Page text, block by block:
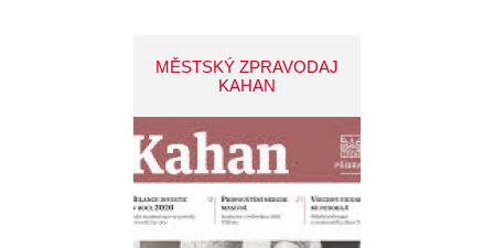
MĚSTSKÝ ZPRAVODAJ
KAHAN